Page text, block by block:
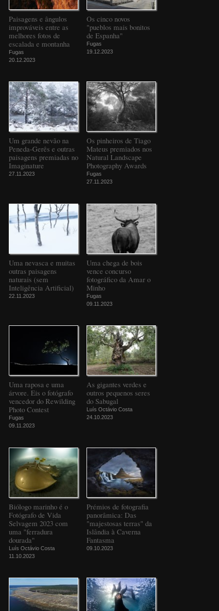
Paisagens e ângulos
improváveis entre as
melhores fotos de
escalada e montanha
Fugas
20.12.2023
Os cinco novos
"pueblos mais bonitos
de Espanha"
Fugas
19.12.2023
Um grande nevão na
Peneda-Gerês e outras
paisagens premiadas no
Imaginature
27.11.2023
Os pinheiros de Tiago
Mateus premiados nos
Natural Landscape
Photography Awards
Fugas
27.11.2023
Uma nevasca e muitas
outras paisagens
naturais (sem
Inteligência Artificial)
22.11.2023
Uma chega de bois
vence concurso
fotográfico da Amar o
Minho
Fugas
09.11.2023
Uma raposa e uma
árvore. Eis o fotógrafo
vencedor do Rewilding
Photo Contest
Fugas
09.11.2023
As gigantes verdes e
outros pequenos seres
do Sabugal
Luís Octávio Costa
24.10.2023
Biólogo marinho é o
Fotógrafo de Vida
Selvagem 2023 com
uma "ferradura
dourada"
Luís Octávio Costa
11.10.2023
Prémios de fotografia
panorâmica: Das
"majestosas terras" da
Islândia à Caverna
Fantasma
09.10.2023